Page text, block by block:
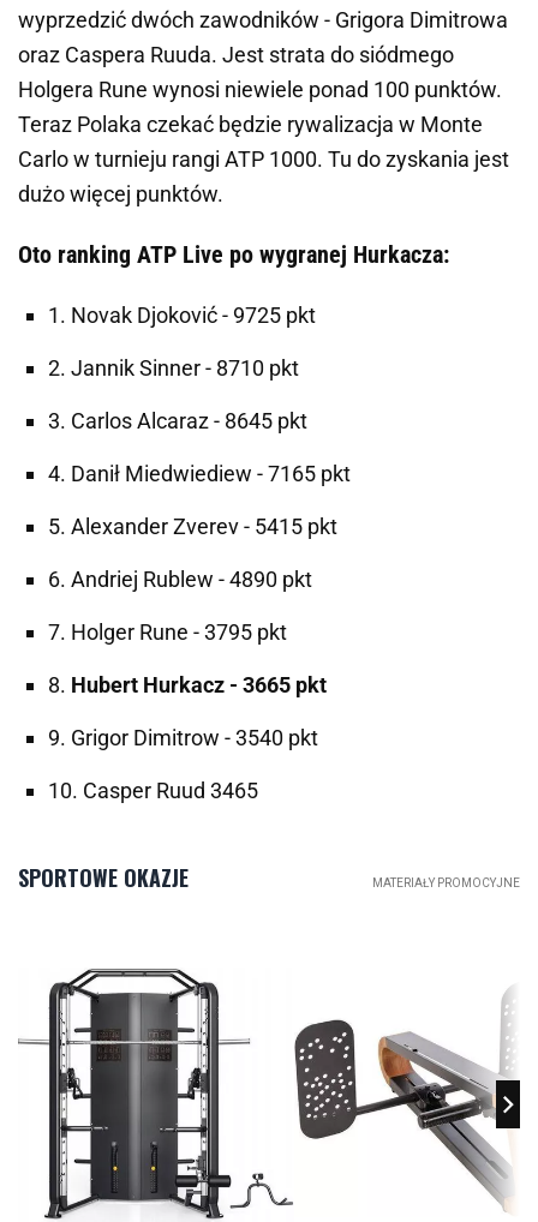
wyprzedzić dwóch zawodników - Grigora Dimitrowa
oraz Caspera Ruuda. Jest strata do siódmego
Holgera Rune wynosi niewiele ponad 100 punktów.
Teraz Polaka czekać będzie rywalizacja w Monte
Carlo w turnieju rangi ATP 1000. Tu do zyskania jest
dużo więcej punktów.
Oto ranking ATP Live po wygranej Hurkacza:
1. Novak Djoković - 9725 pkt
2. Jannik Sinner - 8710 pkt
3. Carlos Alcaraz - 8645 pkt
4. Danił Miedwiediew - 7165 pkt
5. Alexander Zverev - 5415 pkt
6. Andriej Rublew - 4890 pkt
7. Holger Rune - 3795 pkt
8. Hubert Hurkacz - 3665 pkt
9. Grigor Dimitrow - 3540 pkt
10. Casper Ruud 3465